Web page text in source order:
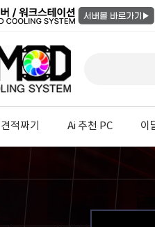
견적짜기 Ai 추천 PC 이